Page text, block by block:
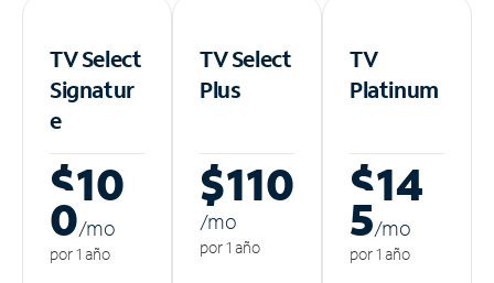
TV Select
Signatur
e
$10
0/mo
por 1 año
TV Select
Plus
$110
/mo
por 1 año
TV
Platinum
$14
5/mo
por 1 año